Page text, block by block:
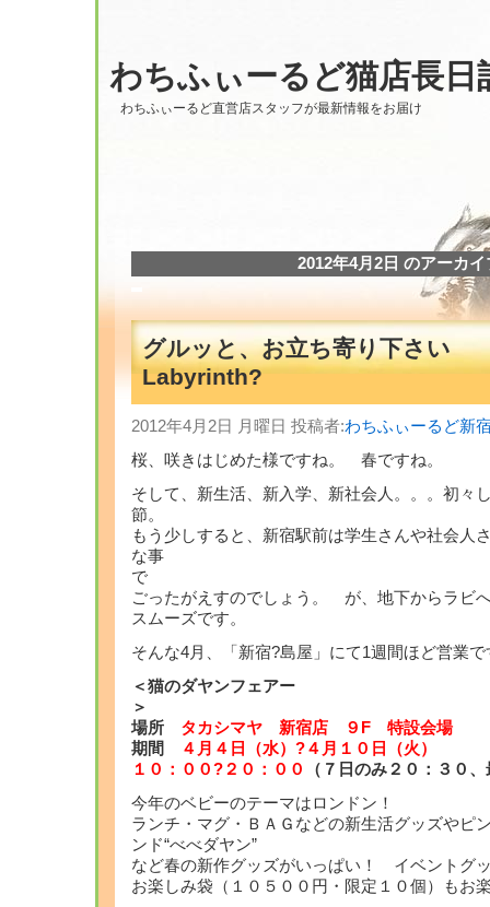
わちふぃーるど猫店長日
わちふぃーるど直営店スタッフが最新情報をお届け
2012年4月2日 のアーカイ
グルッと、お立ち寄り下さ
Labyrinth?
2012年4月2日 月曜日 投稿者:わちふぃーるど新
桜、咲きはじめた様ですね。 春ですね。
そして、新生活、新入学、新社会人。。。初々
もう少しすると、新宿駅前は学生さんや社会人
な事
ごったがえすのでしょう。 が、地下からラビ
スムーズです。
そんな4月、「新宿?島屋」にて1週間ほど営業で
＜猫のダヤンフェアー
場所 タカシマヤ 新宿店 ９F 特設会場
期間
４月４日（水）?４月１０日（火）
１０：００?２０：００
（７日のみ２０：３０
今年のベビーのテーマはロンドン！
ランチ・マグ・ＢＡＧなどの新生活グッズやピ
ンド“べべダヤン”
など春の新作グッズがいっぱい！ イベントグ
お楽しみ袋（１０５００円・限定１０個）もお